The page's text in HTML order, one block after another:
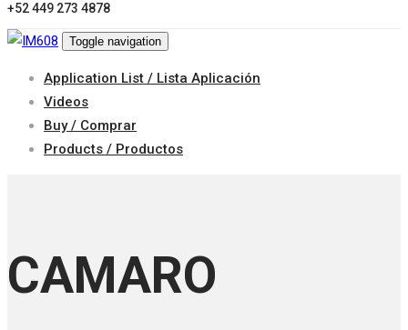
+52 449 273 4878
Toggle navigation
Application List / Lista Aplicación
Videos
Buy / Comprar
Products / Productos
CAMARO